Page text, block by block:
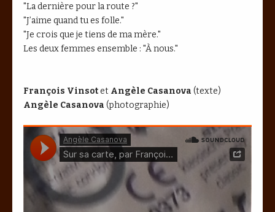
"La dernière pour la route ?"
"J’aime quand tu es folle."
"Je crois que je tiens de ma mère."
Les deux femmes ensemble : "À nous."
François Vinsotet Angèle Casanova (texte)
Angèle Casanova (photographie)